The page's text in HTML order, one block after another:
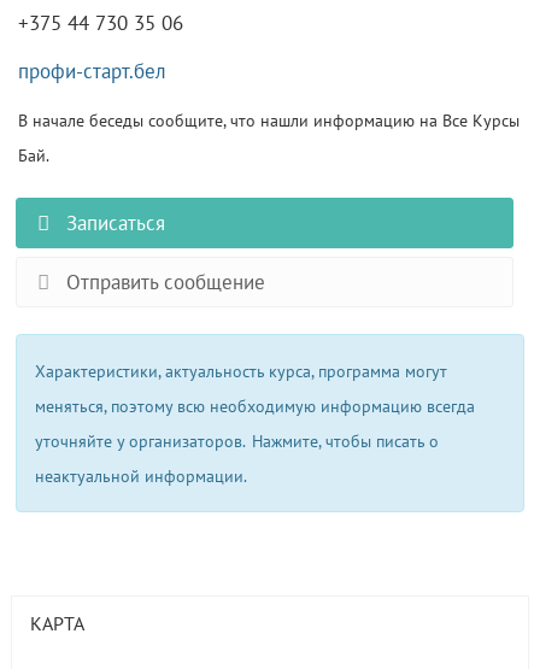
+375 44 730 35 06
профи-старт.бел
В начале беседы сообщите, что нашли информацию на Все Курсы
Бай.
Записаться
Отправить сообщение
Характеристики, актуальность курса, программа могут
меняться, поэтому всю необходимую информацию всегда
уточняйте у организаторов. Нажмите, чтобы писать о
неактуальной информации.
КАРТА